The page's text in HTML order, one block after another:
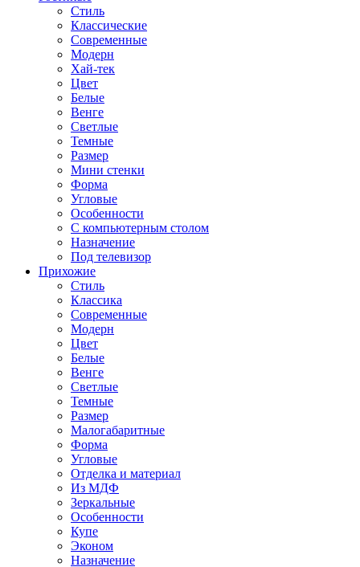
Стиль
Классические
Современные
Модерн
Хай-тек
Цвет
Белые
Венге
Светлые
Темные
Размер
Мини стенки
Форма
Угловые
Особенности
С компьютерным столом
Назначение
Под телевизор
Прихожие
Стиль
Классика
Современные
Модерн
Цвет
Белые
Венге
Светлые
Темные
Размер
Малогабаритные
Форма
Угловые
Отделка и материал
Из МДФ
Зеркальные
Особенности
Купе
Эконом
Назначение